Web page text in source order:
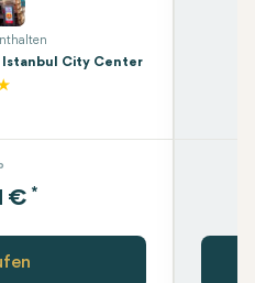
Istanbul City Center
€ *